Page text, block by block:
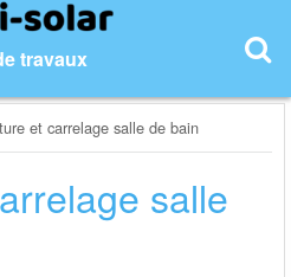
travaux
et carrelage salle de bain
salle